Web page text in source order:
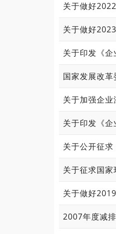
关于做好
关于做好
关于加强企
关于做好
2007年度减